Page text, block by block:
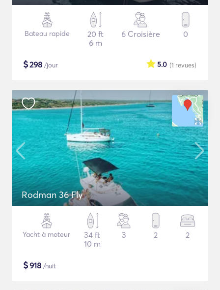
Bateau rapide
20 ft
6 m
6 Croisière 0
$298 /jour (1 revues)
5.0
Rodman 36 Fly
Yacht à moteur
34 ft
10 m
3 2 2
$918 /nuit